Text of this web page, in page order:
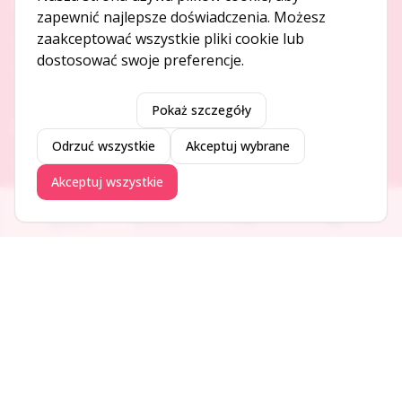
O NAS
O serwisie
Kontakt
DODAJ I PROMUJ
Dodaj ogłoszenie
Dodaj firmę
Promuj ogłoszenie
Ogłoszenia Aktualności Firmy Blog
zapewnić najlepsze doświadczenia. Możesz
zaakceptować wszystkie pliki cookie lub
dostosować swoje preferencje.
Pokaż szczegóły
Odrzuć wszystkie Akceptuj wybrane
Akceptuj wszystkie